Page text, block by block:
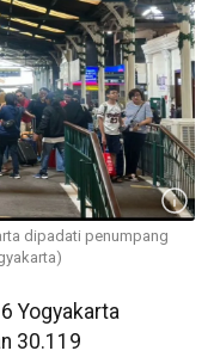
dipadati penumpang
Yogyakarta
30.119